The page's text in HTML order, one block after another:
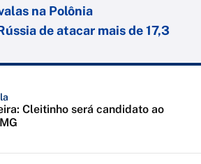
na Polônia
de atacar mais de 17,3
Cleitinho será candidato ao